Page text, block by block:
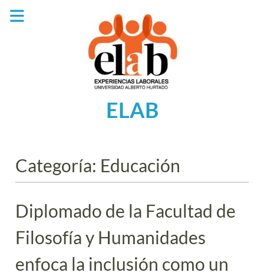
ELAB
Categoría: Educación
Diplomado de la Facultad de
Filosofía y Humanidades
enfoca la inclusión como un